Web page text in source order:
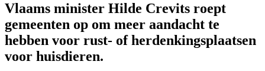
Vlaams minister Hilde Crevits roept
gemeenten op om meer aandacht te
hebben voor rust- of herdenkingsplaatsen
voor huisdieren.